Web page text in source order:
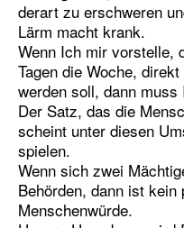
derart zu erschweren
Lärm macht krank.
Wenn Ich mir vorstelle,
Tagen die Woche,
werden soll, dann
Der Satz, das die
scheint unter diesen
spielen.
Wenn sich zwei
Behörden, dann ist
Menschenwürde.